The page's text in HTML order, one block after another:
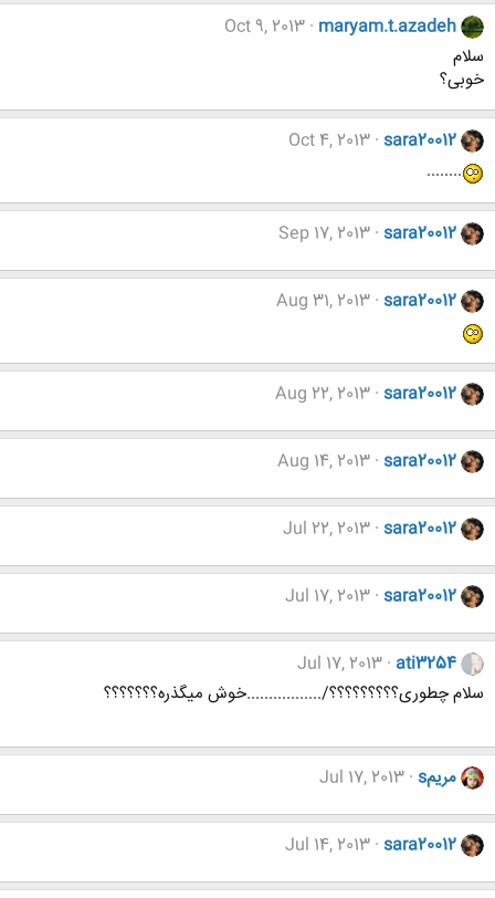
maryam.t.azadeh
Oct 9, 2013
سلام
خوبی؟
sara20012
Oct 4, 2013
........
sara20012
Sep 17, 2013
sara20012
Aug 31, 2013
sara20012
Aug 22, 2013
sara20012
Aug 14, 2013
sara20012
Jul 22, 2013
sara20012
Jul 17, 2013
ati3254
Jul 17, 2013
سلام چطوری؟؟؟؟؟؟؟؟؟/.................خوش میگذره؟؟؟؟؟؟؟
مریمs Jul 17, 2013
sara20012
Jul 14, 2013